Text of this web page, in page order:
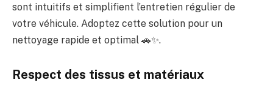
sont intuitifs et simplifient l’entretien régulier de
votre véhicule. Adoptez cette solution pour un
nettoyage rapide et optimal 🚗✨.
Respect des tissus et matériaux